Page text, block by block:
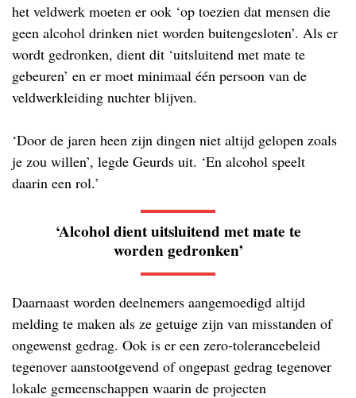
het veldwerk moeten er ook ‘op toezien dat mensen die
geen alcohol drinken niet worden buitengesloten’. Als er
wordt gedronken, dient dit ‘uitsluitend met mate te
gebeuren’ en er moet minimaal één persoon van de
veldwerkleiding nuchter blijven.
‘Door de jaren heen zijn dingen niet altijd gelopen zoals
je zou willen’, legde Geurds uit. ‘En alcohol speelt
daarin een rol.’
‘Alcohol dient uitsluitend met mate te
worden gedronken’
Daarnaast worden deelnemers aangemoedigd altijd
melding te maken als ze getuige zijn van misstanden of
ongewenst gedrag. Ook is er een zero-tolerancebeleid
tegenover aanstootgevend of ongepast gedrag tegenover
lokale gemeenschappen waarin de projecten